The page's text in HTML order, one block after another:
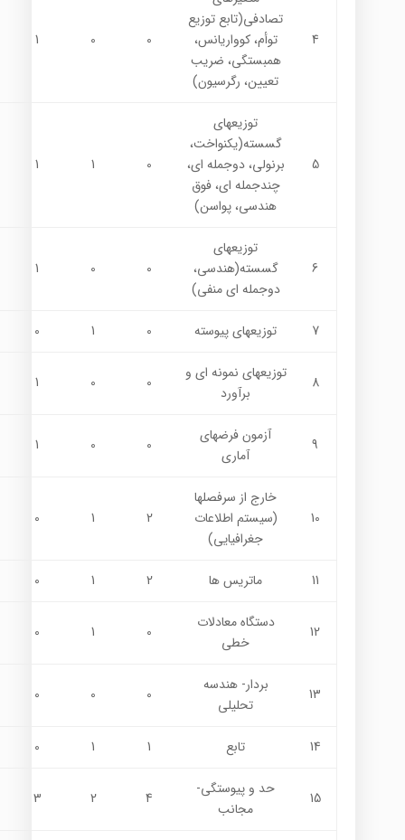
4
تصادفی(تابع توزیع
توأم، کوواریانس،
همبستگی، ضریب
تعیین، رگرسیون)
0
0
1
5
توزیعهای
گسسته(یکنواخت،
برنولی، دوجمله ای،
چندجمله ای، فوق
هندسی، پواسن)
0
1
1
6
توزیعهای
گسسته(هندسی،
دوجمله ای منفی)
0
0
1
7 توزیعهای پیوسته 0
1
0
8
توزیعهای نمونه ای و
برآورد
0
0
1
9
آزمون فرضهای
آماری
0
0
1
10
خارج از سرفصلها
(سيستم اطلاعات
جغرافيايي)
2
1
0
11 ماتریس ها 2
1
0
12
دستگاه معادلات
خطی
0
1
0
13
بردار- هندسه
تحليلي
0
0
0
14 تابع 1
1
0
15
حد و پیوستگی-
مجانب
4
2
3